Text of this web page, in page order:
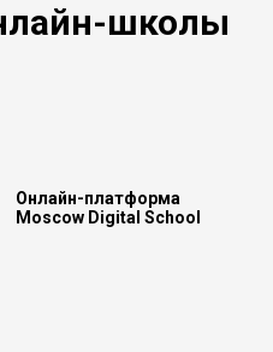
школы
Онлайн-платформа
Moscow Digital School